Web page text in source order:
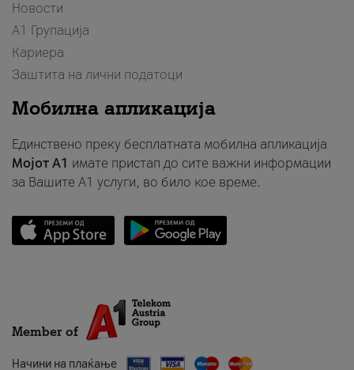
Новости
А1 Групација
Кариера
Заштита на лични податоци
Мобилна апликација
Единствено преку бесплатната мобилна апликација
Мојот A1 имате пристап до сите важни информации
за Вашите A1 услуги, во било кое време.
Member of
Начини на плаќање